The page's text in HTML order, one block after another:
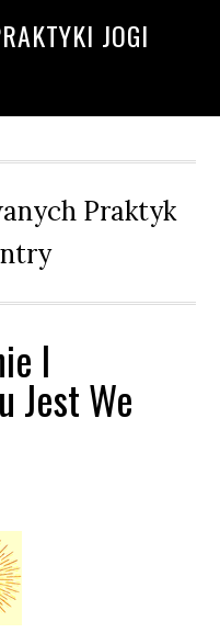
JOGI
Praktyk
I
Jest We